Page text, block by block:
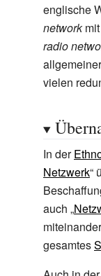
englische
networkmit
radio
vielen
In der
Netzwerk“
auch „
gesamtes